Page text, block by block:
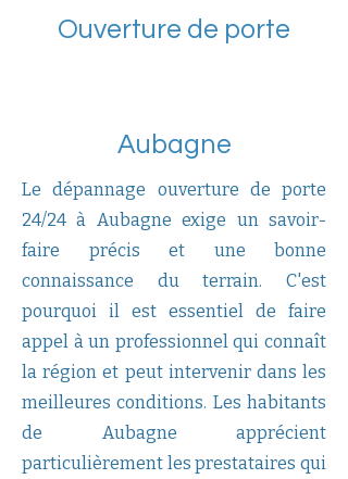
Ouverture de porte
Aubagne
Le dépannage ouverture de porte
24/24 à Aubagne exige un savoir-
faire précis et une bonne
connaissance du terrain. C'est
pourquoi il est essentiel de faire
appel à un professionnel qui connaît
la région et peut intervenir dans les
meilleures conditions. Les habitants
de Aubagne apprécient
particulièrement les prestataires qui